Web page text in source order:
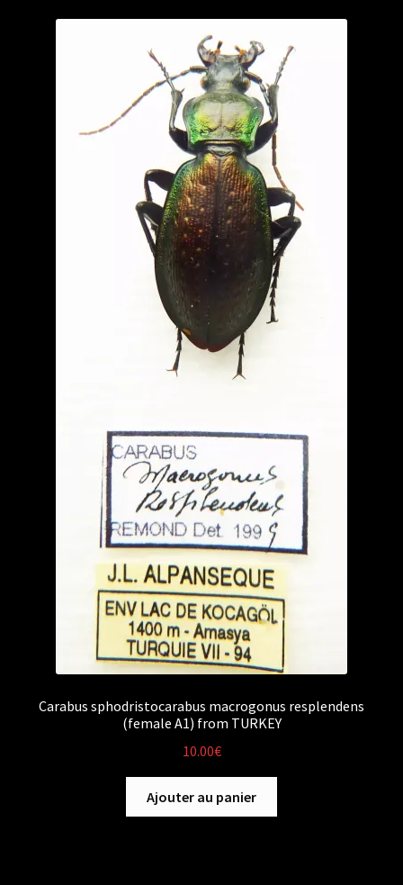
Carabus sphodristocarabus macrogonus resplendens
(female A1) from TURKEY
10.00€
Ajouter au panier